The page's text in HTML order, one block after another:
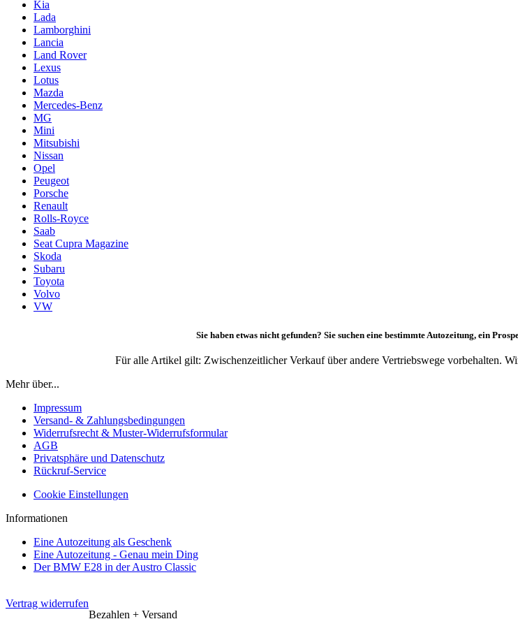
Kia
Lada
Lamborghini
Lancia
Land Rover
Lexus
Lotus
Mazda
Mercedes-Benz
MG
Mini
Mitsubishi
Nissan
Opel
Peugeot
Porsche
Renault
Rolls-Royce
Saab
Seat Cupra Magazine
Skoda
Subaru
Toyota
Volvo
VW
Sie haben etwas nicht gefunden? Sie suchen eine bestimmte Autozeitung, ein
Für alle Artikel gilt: Zwischenzeitlicher Verkauf über andere Vertriebswege vorbehalten.
Mehr über...
Impressum
Versand- & Zahlungsbedingungen
Widerrufsrecht & Muster-Widerrufsformular
AGB
Privatsphäre und Datenschutz
Rückruf-Service
Cookie Einstellungen
Informationen
Eine Autozeitung als Geschenk
Eine Autozeitung - Genau mein Ding
Der BMW E28 in der Austro Classic
Vertrag widerrufen
Bezahlen + Versand